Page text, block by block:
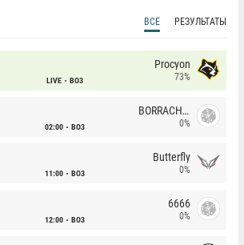
ВСЕ РЕЗУЛЬТАТЫ
LIVE BO3
Procyon
73%
02:00 BO3
BORRACHEIROS
0%
11:00 BO3
Butterfly
0%
12:00 BO3
6666
0%